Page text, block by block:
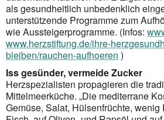
als gesundheitlich unbedenklich
unterstützende Programme zum
wie Aussteigerprogramme. (Infos:
www.herzstiftung.de/ihre-
bleiben/rauchen-aufhoeren )
Iss gesünder, vermeide Zucker
Herzspezialisten propagieren die
Mittelmeerküche. „Die mediterrane
Gemüse, Salat, Hülsenfrüchte, wenig